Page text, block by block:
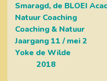
Smaragd, de
Natuur Coaching
Coaching
Jaargang 11 / mei 2
Yoke
2018